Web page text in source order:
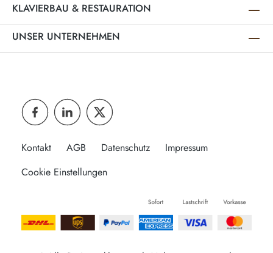
KLAVIERBAU & RESTAURATION
UNSER UNTERNEHMEN
Kontakt AGB Datenschutz
Impressum
Cookie Einstellungen